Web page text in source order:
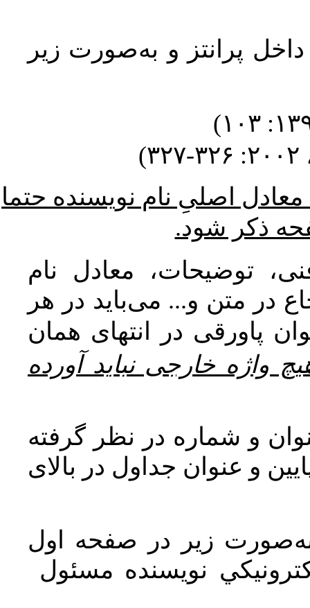
پرانتز و به‌صورت زیر
اصلیِ نام نویسنده حتما
ذکر شود.
توضیحات، معادل نام
در متن و... می‌باید در هر
پاورقی در انتهای همان
واژه خارجی نباید آورده
و شماره در نظر گرفته
و عنوان جداول در بالای
زیر در صفحه اول
نويسنده مسئول